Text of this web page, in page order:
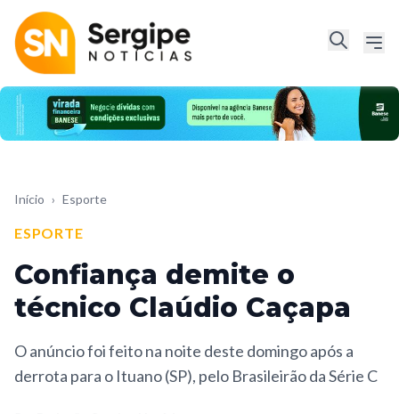
Início › Esporte
ESPORTE
Confiança demite o
técnico Claúdio Caçapa
O anúncio foi feito na noite deste domingo após a
derrota para o Ituano (SP), pelo Brasileirão da Série C